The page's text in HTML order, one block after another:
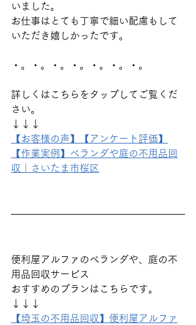
いました。
お仕事はとても丁寧で細い配慮もして
いただき嬉しかったです。
・。・。・。・。・。・。・。
詳しくはこちらをタップしてご覧くだ
さい。
↓↓↓
【お客様の声】【アンケート評価】
【作業実例】ベランダや庭の不用品回
収｜さいたま市桜区
便利屋アルファのベランダや、庭の不
用品回収サービス
おすすめのプランはこちらです。
↓↓↓
【埼玉の不用品回収】便利屋アルファ